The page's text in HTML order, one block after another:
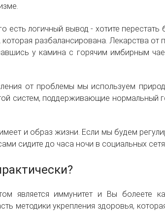
есть логичный вывод - хотите
разбалансирована. Лекарства
у камина с горячим имбирным
от проблемы мы используем
систем, поддерживающие нормальный
и образ жизни. Если мы будем
сидите до часа ночи в социальных
является иммунитет и Вы болеете
методики укрепления здоровья,